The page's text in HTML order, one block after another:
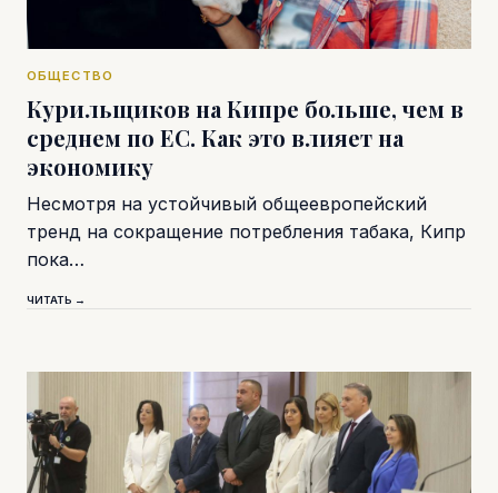
ОБЩЕСТВО
Курильщиков на Кипре больше, чем в
среднем по ЕС. Как это влияет на
экономику
Несмотря на устойчивый общеевропейский
тренд на сокращение потребления табака, Кипр
пока…
ЧИТАТЬ →